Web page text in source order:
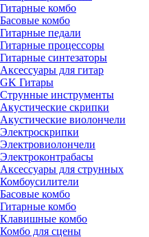
Гитарные комбо
Басовые комбо
Гитарные педали
Гитарные процессоры
Гитарные синтезаторы
Аксессуары для гитар
GK Гитары
Струнные инструменты
Акустические скрипки
Акустические виолончели
Электроскрипки
Электровиолончели
Электроконтрабасы
Аксессуары для струнных
Комбоусилители
Басовые комбо
Гитарные комбо
Клавишные комбо
Комбо для сцены